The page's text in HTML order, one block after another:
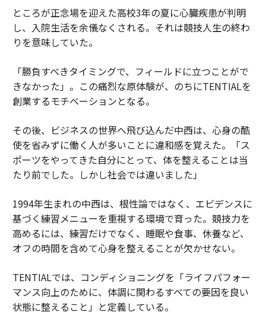
ところが正念場を迎えた高校3年の夏に心臓疾患が判明
し、入院生活を余儀なくされる。それは競技人生の終わ
りを意味していた。
「勝負すべきタイミングで、フィールドに立つことがで
きなかった」。この痛烈な原体験が、のちにTENTIALを
創業するモチベーションとなる。
その後、ビジネスの世界へ飛び込んだ中西は、心身の酷
使を省みずに働く人が多いことに違和感を覚えた。「ス
ポーツをやってきた自分にとって、体を整えることは当
たり前でした。しかし社会では違いました」
1994年生まれの中西は、根性論ではなく、エビデンスに
基づく練習メニューを重視する環境で育った。競技力を
高めるには、練習だけでなく、睡眠や食事、休養など、
オフの時間を含めて心身を整えることが欠かせない。
TENTIALでは、コンディショニングを「ライフパフォー
マンス向上のために、体調に関わるすべての要因を良い
状態に整えること」と定義している。